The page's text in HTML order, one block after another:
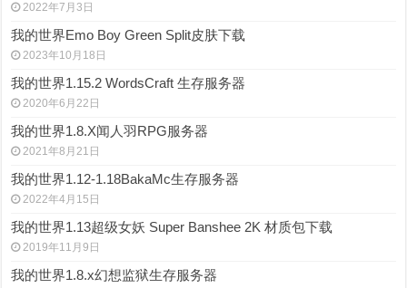
2022年7月3日
我的世界Emo Boy Green Split皮肤下载
2023年10月18日
我的世界1.15.2 WordsCraft 生存服务器
2020年6月22日
我的世界1.8.X闻人羽RPG服务器
2021年8月21日
我的世界1.12-1.18BakaMc生存服务器
2022年4月15日
我的世界1.13超级女妖 Super Banshee 2K 材质包下载
2019年11月9日
我的世界1.8.x幻想监狱生存服务器